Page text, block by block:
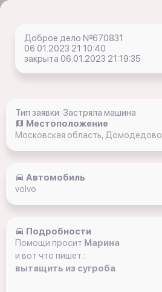
Доброе дело №670831
06.01.2023 21:10:40
закрыта 06.01.2023 21:19:35
Тип заявки: Застряла машина
Местоположение
Московская область, Домодедово
Автомобиль
volvo
Подробности
Помощи просит Марина
и вот что пишет :
вытащить из сугроба